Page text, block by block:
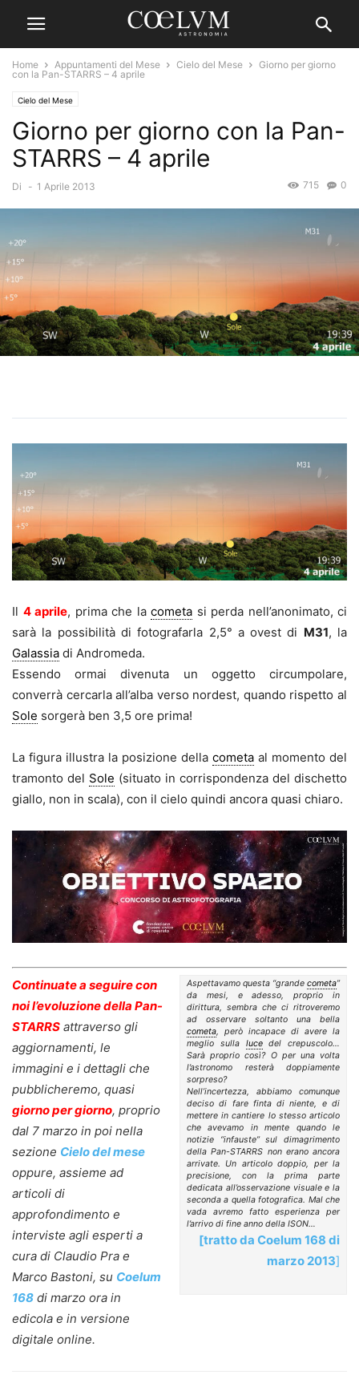
Home Appuntamenti del Mese Cielo del Mese
Giorno per giorno
con la Pan-STARRS – 4 aprile
Cielo del Mese
Giorno per giorno con la Pan-
STARRS – 4 aprile
Di - 1 Aprile 2013 0
715
Il 4 aprile, prima che la cometa si perda nell’anonimato, ci
sarà la possibilità di fotografarla 2,5° a ovest di M31, la
Galassia di Andromeda.
Essendo ormai divenuta un oggetto circumpolare,
converrà cercarla all’alba verso nordest, quando rispetto al
Sole sorgerà ben 3,5 ore prima!
La figura illustra la posizione della cometa al momento del
tramonto del Sole (situato in corrispondenza del dischetto
giallo, non in scala), con il cielo quindi ancora quasi chiaro.
Aspettavamo questa “grande cometa”
da mesi, e adesso, proprio in
dirittura, sembra che ci ritroveremo
ad osservare soltanto una bella
cometa , però incapace di avere la
meglio sulla lucedel crepuscolo…
Sarà proprio così? O per una volta
l’astronomo resterà doppiamente
sorpreso?
Nell’incertezza, abbiamo comunque
deciso di fare finta di niente, e di
mettere in cantiere lo stesso articolo
che avevamo in mente quando le
notizie “infauste” sul dimagrimento
della Pan-STARRS non erano ancora
arrivate. Un articolo doppio, per la
precisione, con la prima parte
dedicata all’osservazione visuale e la
seconda a quella fotografica. Mal che
vada avremo fatto esperienza per
l’arrivo di fine anno della ISON…
[tratto da Coelum 168 di
marzo 2013]
Continuate a seguire con
noi l’evoluzione della Pan-
STARRS attraverso gli
aggiornamenti, le
immagini e i dettagli che
pubblicheremo, quasi
giorno per giorno, proprio
dal 7 marzo in poi nella
sezione Cielo del mese
oppure, assieme ad
articoli di
approfondimento e
interviste agli esperti a
cura di Claudio Pra e
Marco Bastoni, su Coelum
168 di marzo ora in
edicola e in versione
digitale online.